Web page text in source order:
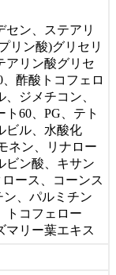
セン、ステアリ
リン酸)グリセリ
アリン酸グリセ
酢酸トコフェロ
ジメチコン、
60、PG、テト
ビル、水酸化
ネン、リナロー
ビン酸、キサン
ース、コーンス
ン、パルミチン
トコフェロー
マリー葉エキス